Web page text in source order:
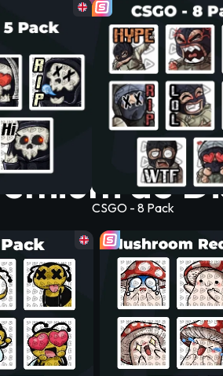
CSGO - 8 Pack
de